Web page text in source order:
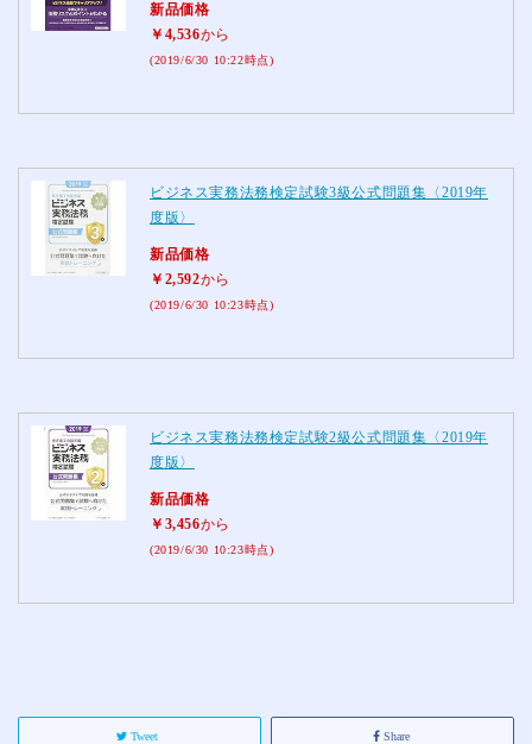
新品価格
￥4,536から
(2019/6/30 10:22時点)
ビジネス実務法務検定試験3級公式問題集〈2019年
度版〉
新品価格
￥2,592から
(2019/6/30 10:23時点)
ビジネス実務法務検定試験2級公式問題集〈2019年
度版〉
新品価格
￥3,456から
(2019/6/30 10:23時点)
Tweet Share